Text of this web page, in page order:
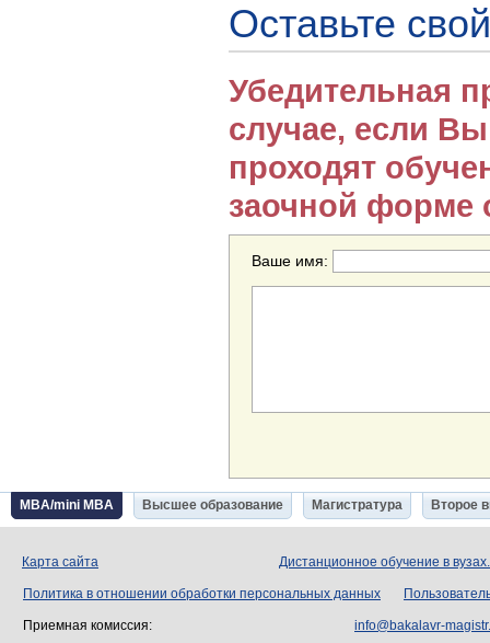
Оставьте
Убедительная
случае, если
проходят
заочной форме
Ваше имя:
MBA/mini MBA Высшее образование Магистратура Второе
Карта сайта Дистанционное обучение в
Политика в отношении обработки персональных данных
Приемная комиссия:
info@bakalavr-